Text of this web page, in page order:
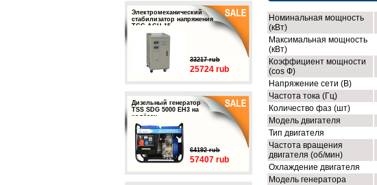
Электромеханический
стабилизатор напряжения
ТСС АСН-15
33217 rub
25724 rub
Дизельный генератор
TSS SDG 5000 EH3 на
колёсах
64192 rub
57407 rub
Номинальная мощность
(кВт)
Максимальная мощность
(кВт)
Коэффициент мощности
(cos Ф)
Напряжение сети (В)
Частота тока (Гц)
Количество фаз (шт)
Модель двигателя
Тип двигателя
Частота вращения
двигателя (об/мин)
Охлаждение двигателя
Модель генератора